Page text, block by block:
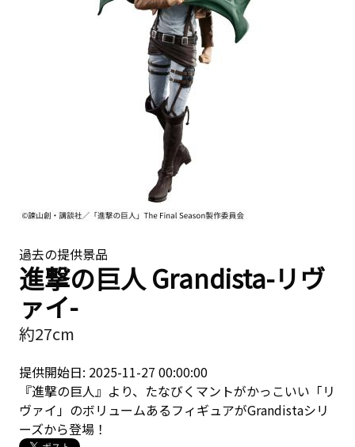
過去の提供景品
進撃の巨人 Grandista-リヴ
ァイ-
約27cm
提供開始日: 2025-11-27 00:00:00
『進撃の巨人』より、たなびくマントがかっこいい「リ
ヴァイ」のボリュームあるフィギュアがGrandistaシリ
ーズから登場！